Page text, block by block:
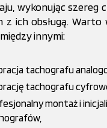
wykonując szereg
z ich obsługą. Warto
innymi:
tachografu
tachografu
montaż i